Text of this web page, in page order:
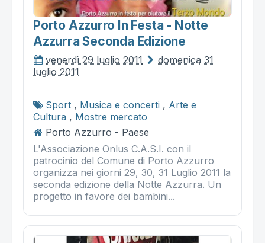
Porto Azzurro In Festa - Notte
Azzurra Seconda Edizione
venerdì 29 luglio 2011
domenica 31
luglio 2011
Sport , Musica e concerti , Arte e
Cultura , Mostre mercato
Porto Azzurro - Paese
L'Associazione Onlus C.A.S.I. con il
patrocinio del Comune di Porto Azzurro
organizza nei giorni 29, 30, 31 Luglio 2011 la
seconda edizione della Notte Azzurra. Un
progetto in favore dei bambini...